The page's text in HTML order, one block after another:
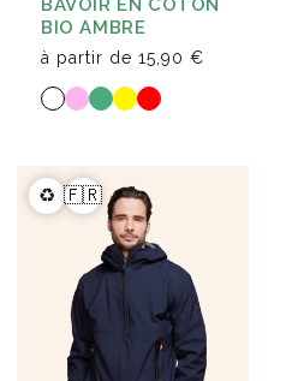
BAVOIR EN COTON
BIO AMBRE
à partir de 15,90 €
♻️ 🇫🇷